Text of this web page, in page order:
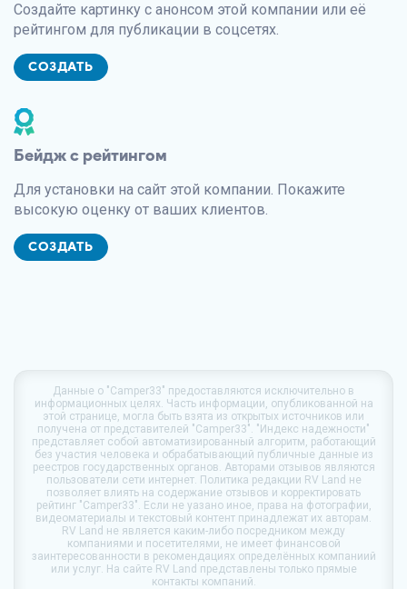
Создайте картинку с анонсом этой компании или её
рейтингом для публикации в соцсетях.
СОЗДАТЬ
Бейдж с рейтингом
Для установки на сайт этой компании. Покажите
высокую оценку от ваших клиентов.
СОЗДАТЬ
Данные о "Camper33" предоставляются исключительно в
информационных целях. Часть информации, опубликованной на
этой странице, могла быть взята из открытых источников или
получена от представителей "Camper33". "Индекс надежности"
представляет собой автоматизированный алгоритм, работающий
без участия человека и обрабатывающий публичные данные из
реестров государственных органов. Авторами отзывов являются
пользователи сети интернет. Политика редакции RV Land не
позволяет влиять на содержание отзывов и корректировать
рейтинг "Camper33". Если не уазано иное, права на фотографии,
видеоматериалы и текстовый контент принадлежат их авторам.
RV Land не является каким-либо посредником между
компаниями и посетителями, не имеет финансовой
заинтересованности в рекомендациях определённых компаниий
или услуг. На сайте RV Land представлены только прямые
контакты компаний.